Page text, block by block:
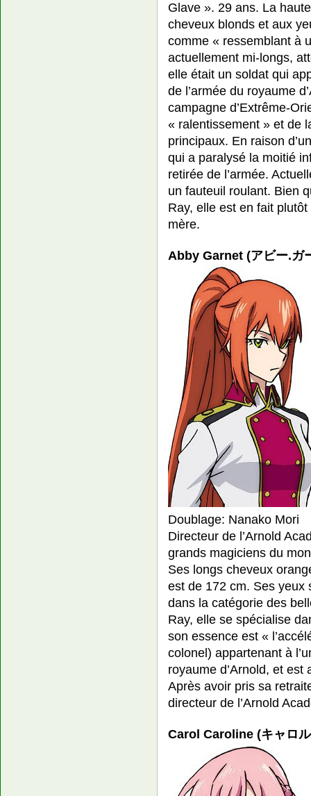
Glave ». 29 ans. La
cheveux blonds et aux
comme « ressemblant à
actuellement mi-longs,
elle était un soldat qui
de l’armée du royaume
campagne d’Extrême-
« ralentissement » et de
principaux. En raison
qui a paralysé la moitié
retirée de l’armée.
un fauteuil roulant. Bien
Ray, elle est en fait
mère.
Abby Garnet (アビー.ガ
Doublage: Nanako Mori
Directeur de l’Arnold
grands magiciens du
Ses longs cheveux
est de 172 cm. Ses yeux
dans la catégorie des
Ray, elle se spécialise
son essence est «
colonel) appartenant à
royaume d’Arnold, et
Après avoir pris sa
directeur de l’Arnold
Carol Caroline (キャロ